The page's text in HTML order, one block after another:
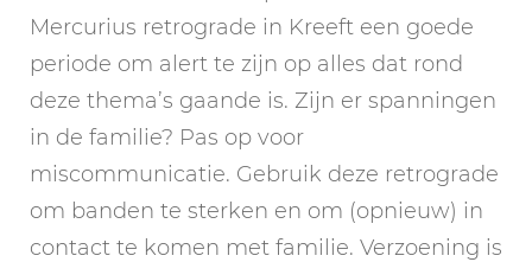
Mercurius retrograde in Kreeft een goede
periode om alert te zijn op alles dat rond
deze thema’s gaande is. Zijn er spanningen
in de familie? Pas op voor
miscommunicatie. Gebruik deze retrograde
om banden te sterken en om (opnieuw) in
contact te komen met familie. Verzoening is